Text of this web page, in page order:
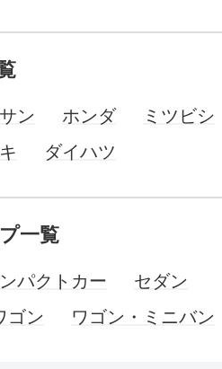
ン ホンダ
ミツビシ
ダイハツ
一覧
パクトカー
セダン
ゴン
ワゴン・ミニバン